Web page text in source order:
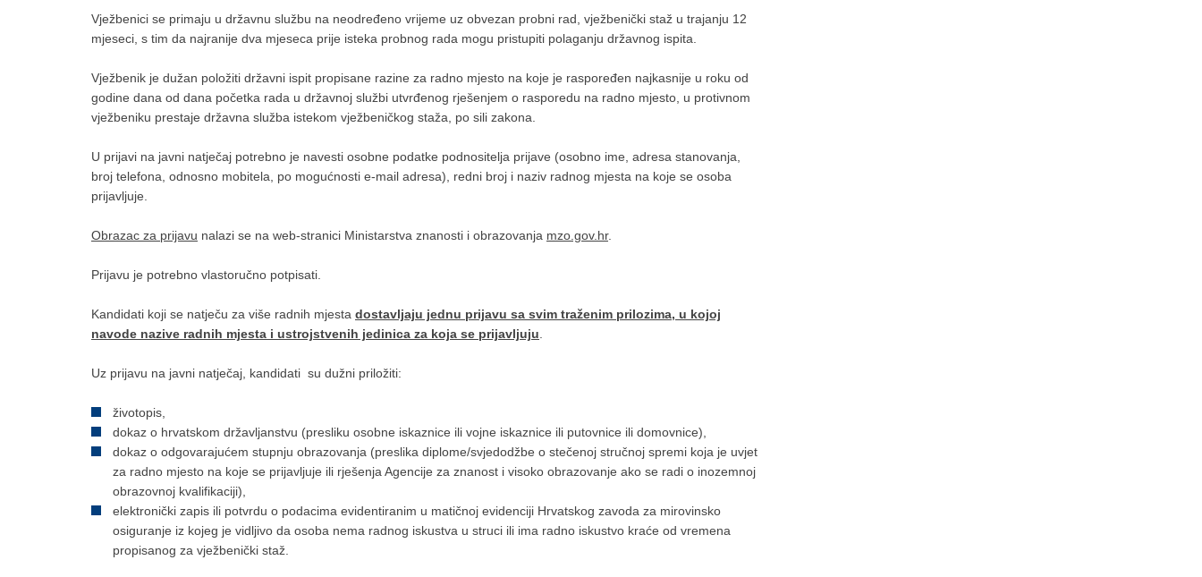
Vježbenici se primaju u državnu službu na neodređeno vrijeme uz obvezan probni rad, vježbenički staž u trajanju 12
mjeseci, s tim da najranije dva mjeseca prije isteka probnog rada mogu pristupiti polaganju državnog ispita.
Vježbenik je dužan položiti državni ispit propisane razine za radno mjesto na koje je raspoređen najkasnije u roku od
godine dana od dana početka rada u državnoj službi utvrđenog rješenjem o rasporedu na radno mjesto, u protivnom
vježbeniku prestaje državna služba istekom vježbeničkog staža, po sili zakona.
U prijavi na javni natječaj potrebno je navesti osobne podatke podnositelja prijave (osobno ime, adresa stanovanja,
broj telefona, odnosno mobitela, po mogućnosti e-mail adresa), redni broj i naziv radnog mjesta na koje se osoba
prijavljuje.
Obrazac za prijavu nalazi se na web-stranici Ministarstva znanosti i obrazovanja mzo.gov.hr.
Prijavu je potrebno vlastoručno potpisati.
Kandidati koji se natječu za više radnih mjesta dostavljaju jednu prijavu sa svim traženim prilozima, u kojoj
navode nazive radnih mjesta i ustrojstvenih jedinica za koja se prijavljuju
Uz prijavu na javni natječaj, kandidati su dužni priložiti:
životopis,
dokaz o hrvatskom državljanstvu (presliku osobne iskaznice ili vojne iskaznice ili putovnice ili domovnice),
dokaz o odgovarajućem stupnju obrazovanja (preslika diplome/svjedodžbe o stečenoj stručnoj spremi koja je uvjet
za radno mjesto na koje se prijavljuje ili rješenja Agencije za znanost i visoko obrazovanje ako se radi o inozemnoj
obrazovnoj kvalifikaciji),
elektronički zapis ili potvrdu o podacima evidentiranim u matičnoj evidenciji Hrvatskog zavoda za mirovinsko
osiguranje iz kojeg je vidljivo da osoba nema radnog iskustva u struci ili ima radno iskustvo kraće od vremena
propisanog za vježbenički staž.